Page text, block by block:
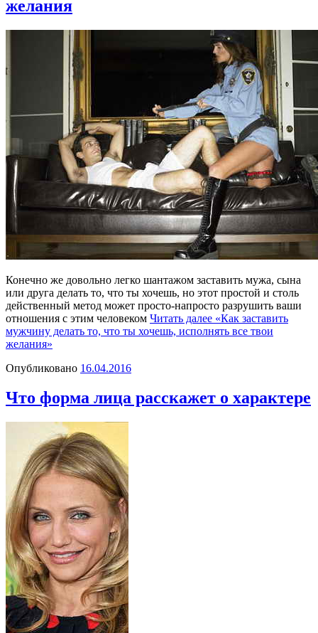
желания
Конечно же довольно легко шантажом заставить мужа, сына
или друга делать то, что ты хочешь, но этот простой и столь
действенный метод может просто-напросто разрушить ваши
отношения с этим человеком Читать далее «Как заставить
мужчину делать то, что ты хочешь, исполнять все твои
желания»
Опубликовано 16.04.2016
Что форма лица расскажет о характере